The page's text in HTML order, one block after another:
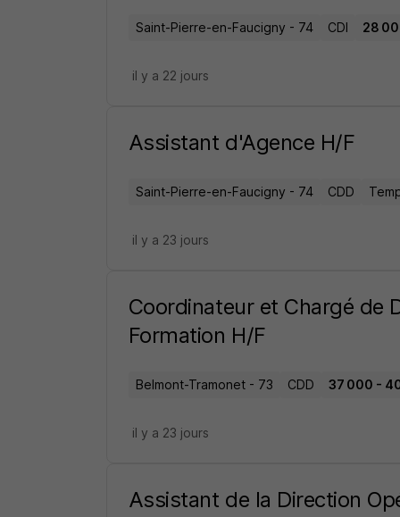
Saint-Pierre-en-Faucigny - 74 CDI 28
il y a 22 jours
Assistant d'Agence H/F
Saint-Pierre-en-Faucigny - 74 CDD
il y a 23 jours
Coordinateur et Chargé de
Formation H/F
Belmont-Tramonet - 73 CDD 37 000 -
il y a 23 jours
Assistant de la Direction